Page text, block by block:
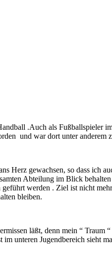
.Auch als Fußballspieler
und war dort unter
Herz gewachsen, so dass ich
Abteilung im Blick
werden . Ziel ist nicht
bleiben.
läßt, denn mein “
unteren Jugendbereich sieht